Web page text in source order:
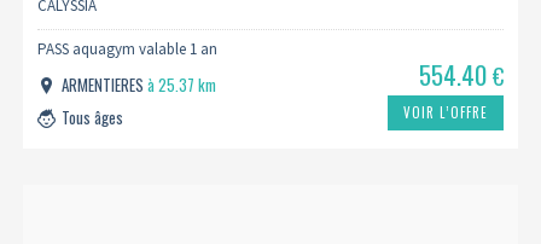
CALYSSIA
PASS aquagym valable 1 an
ARMENTIERESà 25.37 km
Tous âges
554.40€
VOIR L’OFFRE